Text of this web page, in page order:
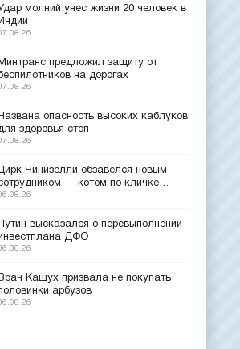
молний унес жизни 20 человек в
Индии
Минтранс предложил защиту от
на дорогах
Названа опасность высоких каблуков
здоровья стоп
Цирк Чинизелли обзавёлся новым
— котом по кличке
из Эрмитажа
Путин высказался о перевыполнении
ДФО
Врач Кашух призвала не покупать
арбузов